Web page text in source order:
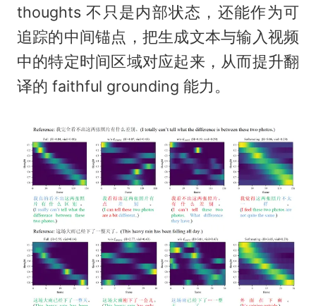
thoughts 不只是内部状态，还能作为可
追踪的中间锚点，把生成文本与输入视频
中的特定时间区域对应起来，从而提升翻
译的 faithful grounding 能力。